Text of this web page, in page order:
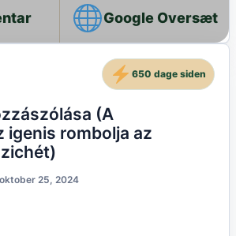
Google Oversæt
(A
igenis rombolja az
oktober 25, 2024
650 dage siden